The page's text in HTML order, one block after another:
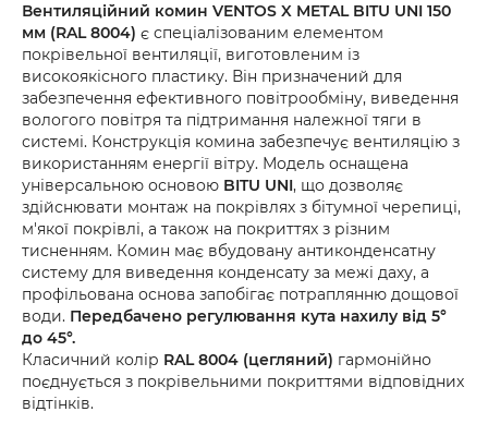
Вентиляційний комин VENTOS X METAL BITU UNI 150
мм (RAL 8004) є спеціалізованим елементом
покрівельної вентиляції, виготовленим із
високоякісного пластику. Він призначений для
забезпечення ефективного повітрообміну, виведення
вологого повітря та підтримання належної тяги в
системі. Конструкція комина забезпечує вентиляцію з
використанням енергії вітру. Модель оснащена
універсальною основою BITU UNI, що дозволяє
здійснювати монтаж на покрівлях з бітумної черепиці,
м'якої покрівлі, а також на покриттях з різним
тисненням. Комин має вбудовану антиконденсатну
систему для виведення конденсату за межі даху, а
профільована основа запобігає потраплянню дощової
води. Передбачено регулювання кута нахилу від 5°
до 45°.
Класичний колір RAL 8004 (цегляний) гармонійно
поєднується з покрівельними покриттями відповідних
відтінків.